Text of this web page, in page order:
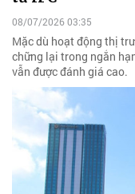
08/07/2026 03:35
Mặc dù hoạt động thị
chững lại trong ngắn
vẫn được đánh giá cao.